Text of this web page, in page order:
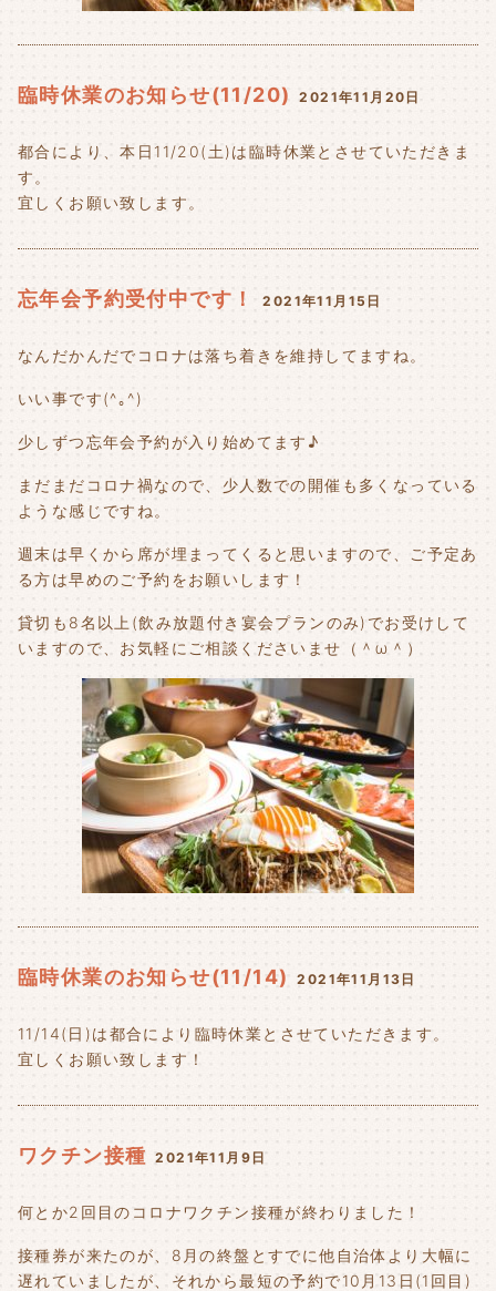
臨時休業のお知らせ(11/20) 2021年11月20日
都合により、本日11/20(土)は臨時休業とさせていただきま
す。
宜しくお願い致します。
忘年会予約受付中です！ 2021年11月15日
なんだかんだでコロナは落ち着きを維持してますね。
いい事です(^｡^)
少しずつ忘年会予約が入り始めてます♪
まだまだコロナ禍なので、少人数での開催も多くなっている
ような感じですね。
週末は早くから席が埋まってくると思いますので、ご予定あ
る方は早めのご予約をお願いします！
貸切も8名以上(飲み放題付き宴会プランのみ)でお受けして
いますので、お気軽にご相談くださいませ（＾ω＾）
臨時休業のお知らせ(11/14) 2021年11月13日
11/14(日)は都合により臨時休業とさせていただきます。
宜しくお願い致します！
ワクチン接種 2021年11月9日
何とか2回目のコロナワクチン接種が終わりました！
接種券が来たのが、8月の終盤とすでに他自治体より大幅に
遅れていましたが、それから最短の予約で10月13日(1回目)